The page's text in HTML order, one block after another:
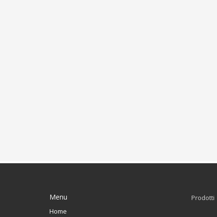
Menu
Home
Prodotti